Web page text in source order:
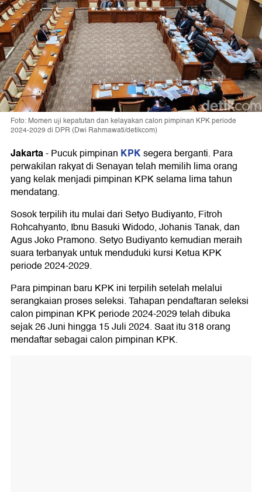
Foto: Momen uji kepatutan dan kelayakan calon pimpinan KPK periode
2024-2029 di DPR (Dwi Rahmawati/detikcom)
Jakarta-Pucuk pimpinan KPKsegera berganti. Para
perwakilan rakyat di Senayan telah memilih lima orang
yang kelak menjadi pimpinan KPK selama lima tahun
mendatang.
Sosok terpilih itu mulai dari Setyo Budiyanto, Fitroh
Rohcahyanto, Ibnu Basuki Widodo, Johanis Tanak, dan
Agus Joko Pramono. Setyo Budiyanto kemudian meraih
suara terbanyak untuk menduduki kursi Ketua KPK
periode 2024-2029.
Para pimpinan baru KPK ini terpilih setelah melalui
serangkaian proses seleksi. Tahapan pendaftaran seleksi
calon pimpinan KPK periode 2024-2029 telah dibuka
sejak 26 Juni hingga 15 Juli 2024. Saat itu 318 orang
mendaftar sebagai calon pimpinan KPK.